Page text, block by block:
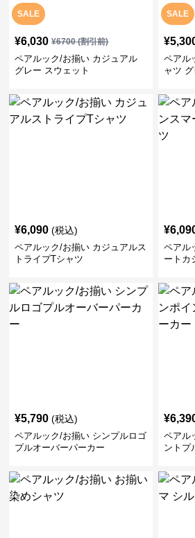
SALE
¥6,030 ¥6700(割引前)
ペアルック/お揃い カジュアル
グレー スウェット
SALE
¥
ペアル
ャツ
¥6,090 (税込)
ペアルック/お揃い カジュアルス
トライプTシャツ
¥
ペアル
ートカ
¥5,790 (税込)
ペアルック/お揃い シンプルロゴ
プルオーバーパーカー
¥
ペアル
ントプ